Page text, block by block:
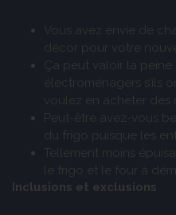
Vous avez envie de
décor pour votre
Ça peut valoir la
électroménagers s’ils
voulez en acheter des
Peut-être avez-vous
du frigo puisque les
Tellement moins
le frigo et le four à
Inclusions et exclusions